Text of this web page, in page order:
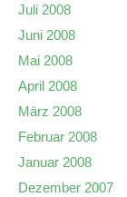
Juli 2008
Juni 2008
Mai 2008
April 2008
März 2008
Februar 2008
Januar 2008
Dezember 2007